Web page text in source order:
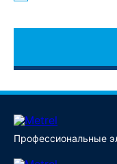
Профессиональные